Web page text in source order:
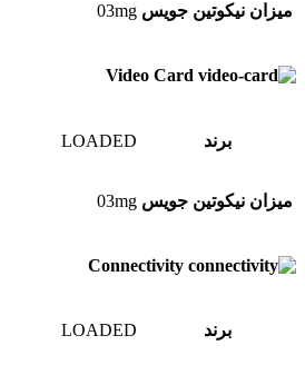
میزان نیکوتین جویس 03mg
Video Card
برند LOADED
میزان نیکوتین جویس 03mg
Connectivity
برند LOADED